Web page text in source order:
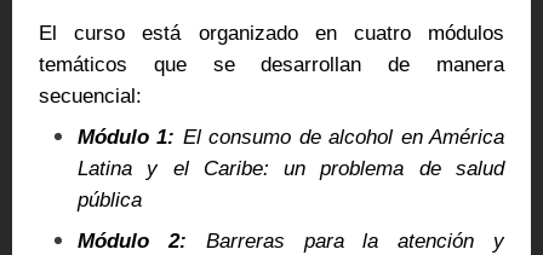
El curso está organizado en cuatro módulos
temáticos que se desarrollan de manera
secuencial:
Módulo 1: El consumo de alcohol en América
Latina y el Caribe: un problema de salud
pública
Módulo 2: Barreras para la atención y